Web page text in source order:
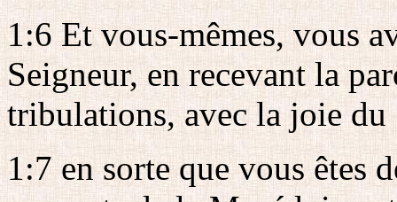
1:6 Et vous-mêmes, vous
Seigneur, en recevant la
tribulations, avec la joie
1:7 en sorte que vous êtes